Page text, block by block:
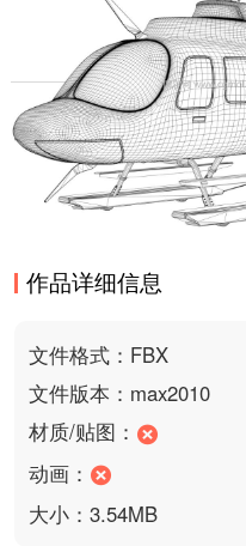
作品详细信息
文件格式：FBX
文件版本：max2010
材质/贴图：
动画：
大小：3.54MB